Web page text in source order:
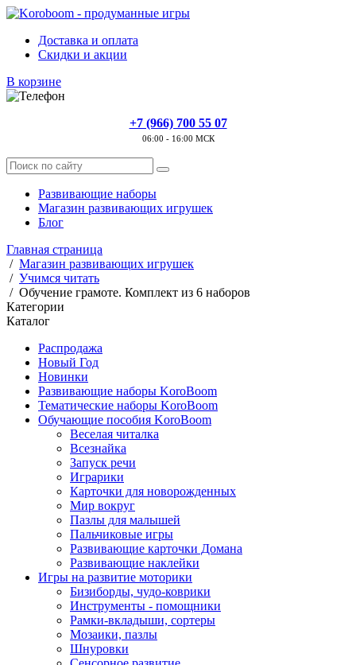
Доставка и оплата
Скидки и акции
В корзине
+7 (966) 700 55 07
06:00 - 16:00 МСК
Развивающие наборы
Магазин развивающих игрушек
Блог
Главная страница
/ Магазин развивающих игрушек
/ Учимся читать
/ Обучение грамоте. Комплект из 6 наборов
Категории
Каталог
Распродажа
Новый Год
Новинки
Развивающие наборы KoroBoom
Тематические наборы KoroBoom
Обучающие пособия KoroBoom
Веселая читалка
Всезнайка
Запуск речи
Играрики
Карточки для новорожденных
Мир вокруг
Пазлы для малышей
Пальчиковые игры
Развивающие карточки Домана
Развивающие наклейки
Игры на развитие моторики
Бизиборды, чудо-коврики
Инструменты - помощники
Рамки-вкладыши, сортеры
Мозаики, пазлы
Шнуровки